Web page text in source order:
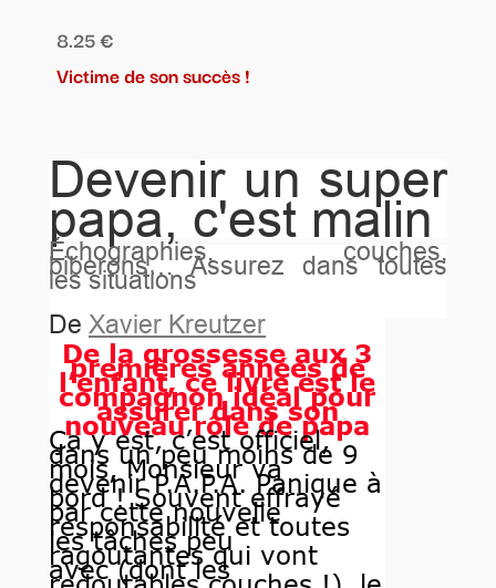
8.25 €
Victime de son succès !
Devenir un super
papa, c'est malin
Échographies, couches,
biberons… Assurez dans toutes
les situations
De Xavier Kreutzer
De la grossesse aux 3
premières années de
l’enfant, ce livre est le
compagnon idéal pour
assurer dans son
nouveau rôle de papa
Ça y est, c’est officiel,
dans un peu moins de 9
mois, Monsieur va
devenir P.A.P.A. Panique à
bord ! Souvent effrayé
par cette nouvelle
responsabilité et toutes
les tâches peu
ragoutantes qui vont
avec (dont les